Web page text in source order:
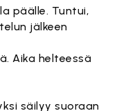
päälle. Tuntui,
jälkeen
Aika helteessä
säilyy suoraan